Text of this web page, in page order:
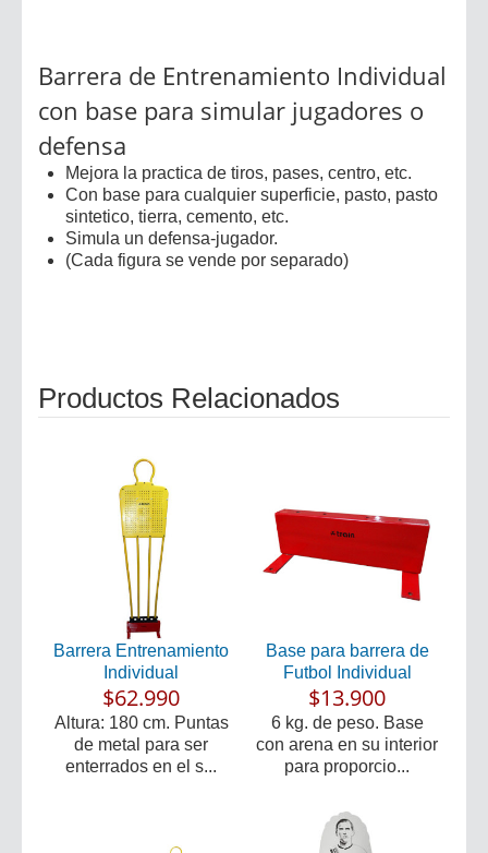
Barrera de Entrenamiento Individual
con base para simular jugadores o
defensa
Mejora la practica de tiros, pases, centro, etc.
Con base para cualquier superficie, pasto, pasto
sintetico, tierra, cemento, etc.
Simula un defensa-jugador.
(Cada figura se vende por separado)
Productos Relacionados
Barrera Entrenamiento
Individual
$62.990
Altura: 180 cm. Puntas
de metal para ser
enterrados en el s...
Base para barrera de
Futbol Individual
$13.900
6 kg. de peso. Base
con arena en su interior
para proporcio...